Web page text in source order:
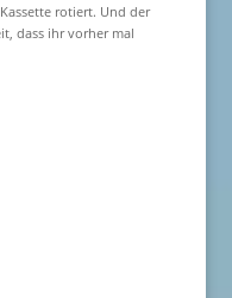
rotiert. Und der
dass ihr vorher mal